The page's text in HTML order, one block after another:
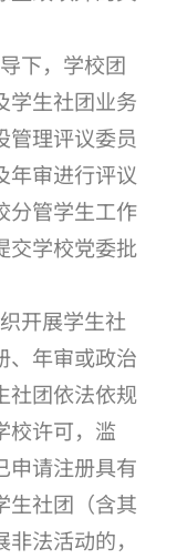
下，学校团
学生社团业务
管理评议委员
年审进行评议
分管学生工作
交学校党委批
开展学生社
、年审或政治
社团依法依规
校许可，滥
申请注册具有
生社团（含其
法活动的，